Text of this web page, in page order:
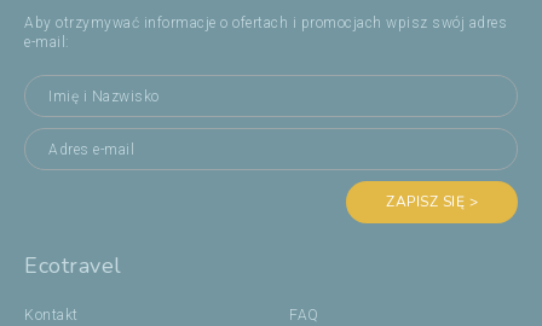
Aby otrzymywać informacje o ofertach i promocjach wpisz swój adres
e-mail:
ZAPISZ SIĘ >
Ecotravel
Kontakt FAQ